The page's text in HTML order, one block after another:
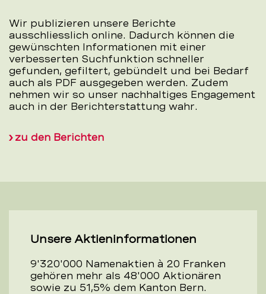
Wir publizieren unsere Berichte
ausschliesslich online. Dadurch können die
gewünschten Informationen mit einer
verbesserten Suchfunktion schneller
gefunden, gefiltert, gebündelt und bei Bedarf
auch als PDF ausgegeben werden. Zudem
nehmen wir so unser nachhaltiges Engagement
auch in der Berichterstattung wahr.
zu den Berichten
Unsere Aktieninformationen
9'320'000 Namenaktien à 20 Franken
gehören mehr als 48'000 Aktionären
sowie zu 51,5% dem Kanton Bern.